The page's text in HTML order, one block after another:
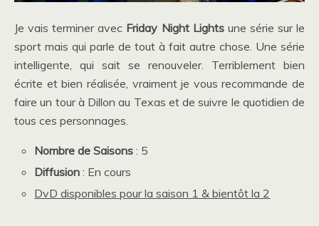
Je vais terminer avec Friday Night Lightsune série sur le
sport mais qui parle de tout à fait autre chose. Une série
intelligente, qui sait se renouveler. Terriblement bien
écrite et bien réalisée, vraiment je vous recommande de
faire un tour à Dillon au Texas et de suivre le quotidien de
tous ces personnages.
Nombre de Saisons : 5
Diffusion : En cours
DvD disponibles pour la saison 1 & bientôt la 2